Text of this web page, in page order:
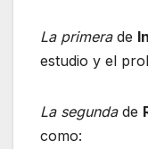
La primerade
estudio y el
La segundade
como: